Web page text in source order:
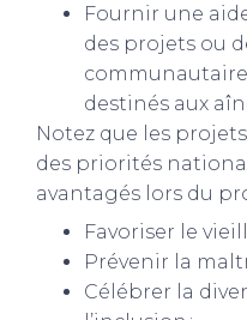
Fournir une
des projets ou
destinés aux
Notez que les
des priorités
avantagés lors du
Favoriser le
Prévenir la
Célébrer la